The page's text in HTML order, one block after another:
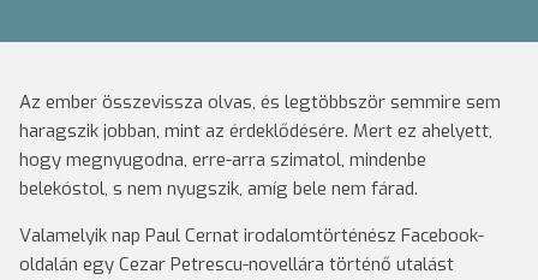
Az ember összevissza olvas, és legtöbbször semmire sem
haragszik jobban, mint az érdeklődésére. Mert ez ahelyett,
hogy megnyugodna, erre-arra szimatol, mindenbe
belekóstol, s nem nyugszik, amíg bele nem fárad.
Valamelyik nap Paul Cernat irodalomtörténész Facebook-
oldalán egy Cezar Petrescu-novellára történő utalást